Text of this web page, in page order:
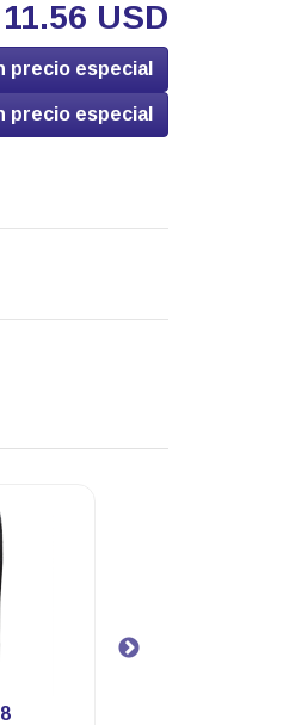
USD
precio especial
precio especial